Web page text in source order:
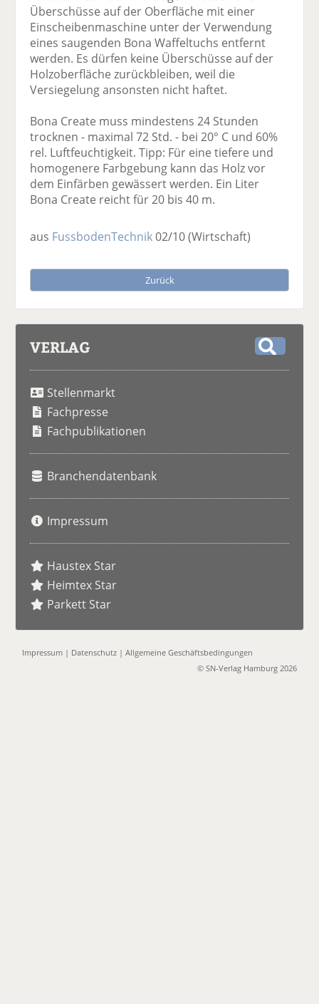
Überschüsse auf der Oberfläche mit einer
Einscheibenmaschine unter der Verwendung
eines saugenden Bona Waffeltuchs entfernt
werden. Es dürfen keine Überschüsse auf der
Holzoberfläche zurückbleiben, weil die
Versiegelung ansonsten nicht haftet.
Bona Create muss mindestens 24 Stunden
trocknen - maximal 72 Std. - bei 20° C und 60%
rel. Luftfeuchtigkeit. Tipp: Für eine tiefere und
homogenere Farbgebung kann das Holz vor
dem Einfärben gewässert werden. Ein Liter
Bona Create reicht für 20 bis 40 m.
aus FussbodenTechnik02/10(Wirtschaft)
Zurück
VERLAG
Stellenmarkt
Fachpresse
Fachpublikationen
Branchendatenbank
Impressum
Haustex Star
Heimtex Star
Parkett Star
Impressum | Datenschutz |Allgemeine Geschäftsbedingungen
© SN-Verlag Hamburg 2026